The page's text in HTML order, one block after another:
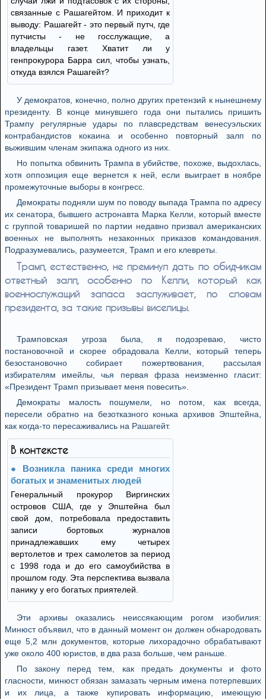
связанные с Рашагейтом. И приходит к
выводу: Рашагейт - это первый путч, где
путчисты - не госслужащие, а
владельцы газет. Хватит ли у
генпрокурора Барра сил, чтобы узнать,
откуда взялся Рашагейт?
У демократов, конечно, полно других претензий к нынешнему
президенту. В конце минувшего года они пытались пришить
Трампу регулярные удары по плавсредствам венесуэльских
контрабандистов кокаина и особенно повторный залп по
выжившим членам экипажа одного из них.
Но попытка обвинить Трампа в убийстве, похоже, выдохлась,
хотя оппозиция еще вернется к ней, если выиграет в ноябре
промежуточные выборы в конгресс.
Демократы подняли шум по поводу выпада Трампа по адресу
их сенатора, бывшего астронавта Марка Келли, который вместе
с группой товаришей по партии недавно призвал американских
военных не выполнять незаконных приказов командования.
Подразумевались, разумеется, Трамп и его клевреты.
Трамп, естественно, не преминул дать по обидчикам
ответный залп, особенно по Келли, который как
военнослужащий запаса заслуживает, по словам
президента, за такие призывы виселицы.
Трамповская угроза была, я подозреваю, чисто
постановочной и скорее обрадовала Келли, который теперь
безостановочно собирает пожертвования, рассылая
избирателям имейлы, чья первая фраза неизменно гласит:
«Президент Трамп призывает меня повесить».
Демократы малость пошумели, но потом, как всегда,
пересели обратно на безотказного конька архивов Эпштейна,
как когда-то пересаживались на Рашагейт.
В контексте
Возникла паника среди многих
богатых и знаменитых людей
Генеральный прокурор Виргинских
островов США, где у Эпштейна был
свой дом, потребовала предоставить
записи бортовых журналов
принадлежавших ему четырех
вертолетов и трех самолетов за период
с 1998 года и до его самоубийства в
прошлом году. Эта перспектива вызвала
панику у его богатых приятелей.
Эти архивы оказались неиссякающим рогом изобилия:
Минюст объявил, что в данный момент он должен обнародовать
еще 5,2 млн документов, которые лихорадочно обрабатывают
уже около 400 юристов, в два раза больше, чем раньше.
По закону перед тем, как предать документы и фото
гласности, минюст обязан замазать черным имена потерпевших
и их лица, а также купировать информацию, имеющую